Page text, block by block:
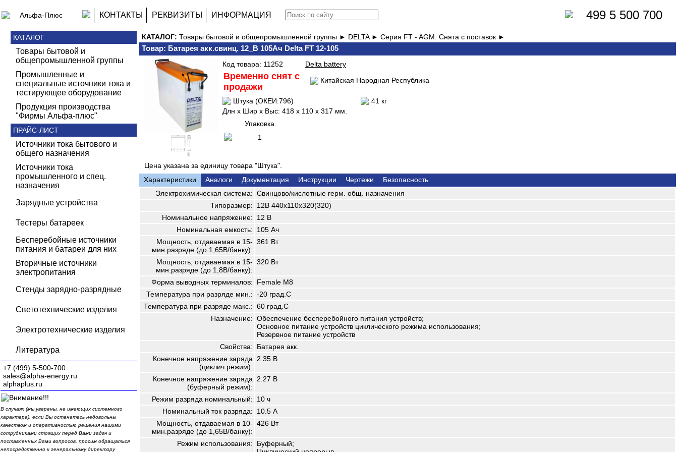
КОНТАКТЫ РЕКВИЗИТЫ ИНФОРМАЦИЯ 499 5 500 700
КАТАЛОГ
Товары бытовой и
общепромышленной группы
Промышленные и
специальные источники тока и
тестирующее оборудование
Продукция производства
"Фирмы Альфа-плюс"
ПРАЙС-ЛИСТ
Источники тока бытового и
общего назначения
Источники тока
промышленного и спец.
назначения
Зарядные устройства
Тестеры батареек
Бесперебойные источники
питания и батареи для них
Вторичные источники
электропитания
Стенды зарядно-разрядные
Светотехнические изделия
Электротехнические изделия
Литература
+7 (499) 5-500-700
sales@alpha-energy.ru
alphaplus.ru
В случаях (мы уверены, не имеющих системного
характера), если Вы останетесь недовольны
качеством и оперативностью решения нашими
сотрудниками стоящих перед Вами задач и
поставленных Вами вопросов, просим обращаться
непосредственно к генеральному директору
КАТАЛОГ: Товары бытовой и общепромышленной группы ► DELTA ► Серия FT - AGM. Снята с поставок ►
Товар: Батарея акк.свинц. 12_В 105Ач Delta FT 12-105
Код товара: 11252 Delta battery
Временно снят с
продажи
Китайская Народная Республика
Штука (ОКЕИ:796)
41 кг
Длн x Шир х Выс: 418 x 110 x 317 мм.
Упаковка
1
Цена указана за единицу товара "Штука".
Характеристики
Аналоги Документация Инструкции Чертежи
Безопасность
Электрохимическая система: Свинцово/кислотные герм. общ. назначения
Типоразмер:
12В 440х110х320(320)
Номинальное напряжение:
12 В
Номинальная емкость:
105 Ач
Мощность, отдаваемая в 15-
мин.разряде (до 1,65В/банку):
361 Вт
Мощность, отдаваемая в 15-
мин.разряде (до 1,8В/банку):
320 Вт
Форма выводных терминалов:
Female M8
Температура при разряде мин.: -20 град.С
Температура при разряде макс.: 60 град.С
Назначение: Обеспечение бесперебойного питания устройств;
Основное питание устройств циклического режима использования;
Резервное питание устройств
Свойства:
Батарея акк.
Конечное напряжение заряда
(циклич.режим):
2.35 В
Конечное напряжение заряда
(буферный режим):
2.27 В
Режим разряда номинальный:
10 ч
Номинальный ток разряда:
10.5 А
Мощность, отдаваемая в 10-
мин.разряде (до 1,65В/банку):
426 Вт
Режим использования:
Буферный;